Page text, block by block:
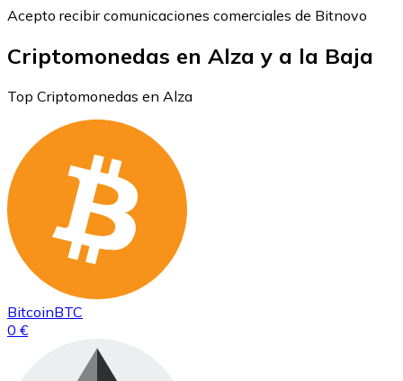
Acepto recibir comunicaciones comerciales de Bitnovo
Criptomonedas en Alza y a la Baja
Top Criptomonedas en Alza
BitcoinBTC
0 €